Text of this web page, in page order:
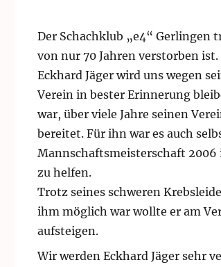
Der Schachklub „e4“ Gerlingen
von nur 70 Jahren verstorben ist.
Eckhard Jäger wird uns wegen
Verein in bester Erinnerung
war, über viele Jahre seinen
bereitet. Für ihn war es auch
Mannschaftsmeisterschaft
zu helfen.
Trotz seines schweren
ihm möglich war wollte er am
aufsteigen.
Wir werden Eckhard Jäger sehr